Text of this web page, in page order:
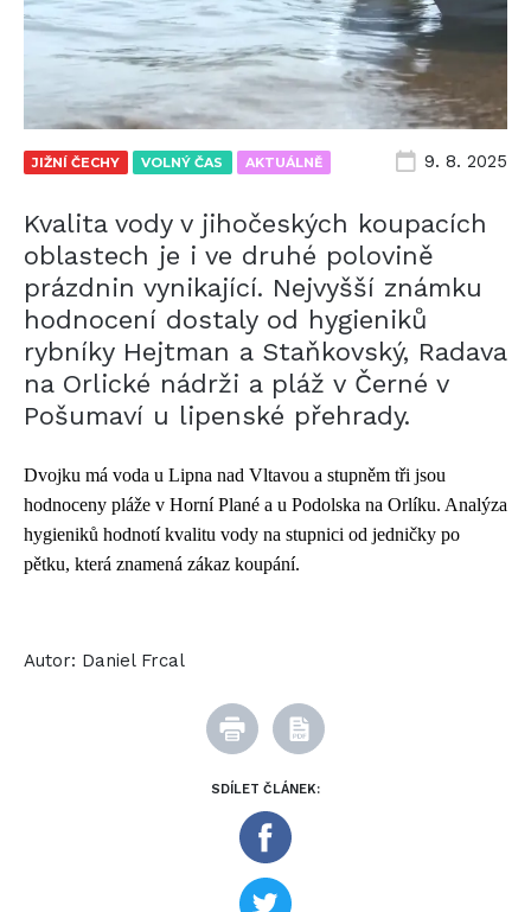
SDÍLET ČLÁNEK:
JIŽNÍ ČECHY VOLNÝ ČAS AKTUÁLNĚ 9. 8. 2025
Kvalita vody v jihočeských koupacích
oblastech je i ve druhé polovině
prázdnin vynikající. Nejvyšší známku
hodnocení dostaly od hygieniků
rybníky Hejtman a Staňkovský, Radava
na Orlické nádrži a pláž v Černé v
Pošumaví u lipenské přehrady.
Dvojku má voda u Lipna nad Vltavou a stupněm tři jsou
hodnoceny pláže v Horní Plané a u Podolska na Orlíku. Analýza
hygieniků hodnotí kvalitu vody na stupnici od jedničky po
pětku, která znamená zákaz koupání.
Autor: Daniel Frcal